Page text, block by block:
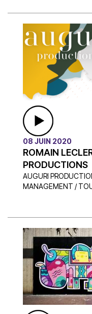
08 JUIN 2020
ROMAIN
PRODUCTIONS
AUGURI
MANAGEMENT /